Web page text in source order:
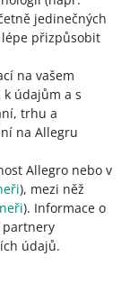
jedinečných
přizpůsobit
na vašem
údajům a s
trhu a
na Allegru
Allegro nebo v
), mezi něž
). Informace o
partnery
údajů.
SI VÍCE